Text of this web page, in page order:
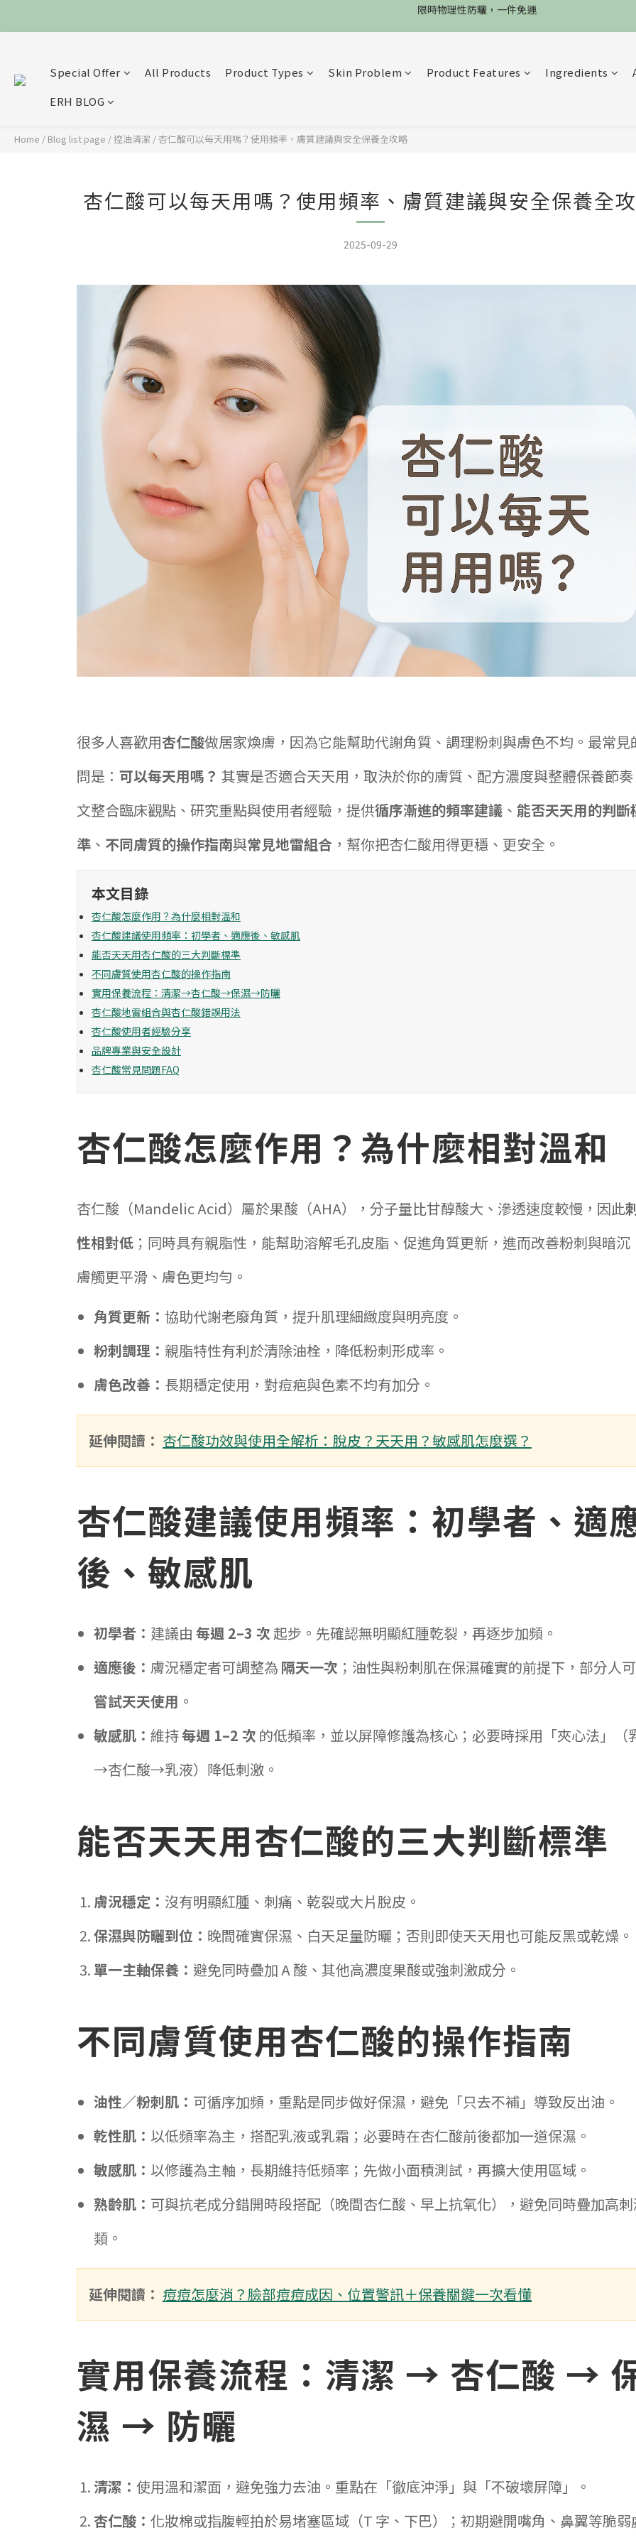
限4天，任選兩件88折，最高再贈$2800
加入會員立德$100購物金
Special Offer All Products Product Types Skin Problem Product Features Ingredients
ERH BLOG
Home / Blog list page /控油清潔 / 杏仁酸可以每天用嗎？使用頻率、膚質建議與安全保養全攻略
杏仁酸可以每天用嗎？使用頻率、膚質建議與安全保養全
2025-09-29
很多人喜歡用杏仁酸做居家煥膚，因為它能幫助代謝角質、調理粉刺與膚色不均。最常見
問是： 可以每天用嗎？ 其實是否適合天天用，取決於你的膚質、配方濃度與整體保養節
文整合臨床觀點、研究重點與使用者經驗，提供循序漸進的頻率建議 、 能否天天用的判斷
準 、 不同膚質的操作指南與常見地雷組合 ，幫你把杏仁酸用得更穩、更安全。
本文目錄
杏仁酸怎麼作用？為什麼相對溫和
杏仁酸建議使用頻率：初學者、適應後、敏感肌
能否天天用杏仁酸的三大判斷標準
不同膚質使用杏仁酸的操作指南
實用保養流程：清潔→杏仁酸→保濕→防曬
杏仁酸地雷組合與杏仁酸錯誤用法
杏仁酸使用者經驗分享
品牌專業與安全設計
杏仁酸常見問題FAQ
杏仁酸怎麼作用？為什麼相對溫和
杏仁酸（Mandelic Acid）屬於果酸（AHA），分子量比甘醇酸大、滲透速度較慢，因此
性相對低 ；同時具有親脂性，能幫助溶解毛孔皮脂、促進角質更新，進而改善粉刺與暗沉
膚觸更平滑、膚色更均勻。
角質更新： 協助代謝老廢角質，提升肌理細緻度與明亮度。
粉刺調理： 親脂特性有利於清除油栓，降低粉刺形成率。
膚色改善： 長期穩定使用，對痘疤與色素不均有加分。
延伸閱讀： 杏仁酸功效與使用全解析：脫皮？天天用？敏感肌怎麼選？
杏仁酸建議使用頻率：初學者、適
後、敏感肌
初學者： 建議由 每週 2–3 次 起步。先確認無明顯紅腫乾裂，再逐步加頻。
適應後： 膚況穩定者可調整為 隔天一次 ；油性與粉刺肌在保濕確實的前提下，部分人可
嘗試天天使用 。
敏感肌： 維持每週 1–2 次 的低頻率，並以屏障修護為核心；必要時採用「夾心法」（
→杏仁酸→乳液）降低刺激。
能否天天用杏仁酸的三大判斷標準
膚況穩定： 沒有明顯紅腫、刺痛、乾裂或大片脫皮。
保濕與防曬到位： 晚間確實保濕、白天足量防曬；否則即使天天用也可能反黑或乾燥。
單一主軸保養： 避免同時疊加 A 酸、其他高濃度果酸或強刺激成分。
不同膚質使用杏仁酸的操作指南
油性／粉刺肌： 可循序加頻，重點是同步做好保濕，避免「只去不補」導致反出油。
乾性肌： 以低頻率為主，搭配乳液或乳霜；必要時在杏仁酸前後都加一道保濕。
敏感肌： 以修護為主軸，長期維持低頻率；先做小面積測試，再擴大使用區域。
熟齡肌： 可與抗老成分錯開時段搭配（晚間杏仁酸、早上抗氧化），避免同時疊加高
類。
延伸閱讀： 痘痘怎麼消？臉部痘痘成因、位置警訊＋保養關鍵一次看懂
實用保養流程：清潔 → 杏仁酸 →
濕 → 防曬
清潔： 使用溫和潔面，避免強力去油。重點在「徹底沖淨」與「不破壞屏障」。
杏仁酸： 化妝棉或指腹輕拍於易堵塞區域（T 字、下巴）；初期避開嘴角、鼻翼等脆弱